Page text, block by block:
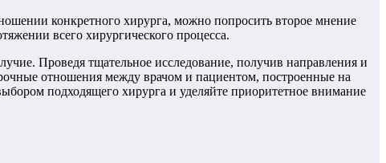
конкретного хирурга, можно попросить второе мнение
всего хирургического процесса.
Проведя тщательное исследование, получив направления и
отношения между врачом и пациентом, построенные на
подходящего хирурга и уделяйте приоритетное внимание